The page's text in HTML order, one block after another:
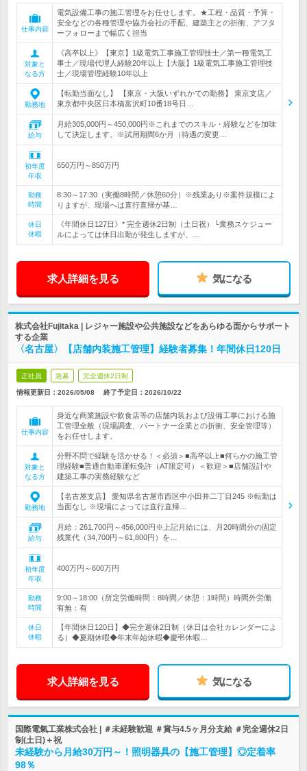
仕事内容
電気設備工事の施工管理をお任せします。★工程・品質・予算・
安全などの各種管理や協力会社の手配、建築主との折衝、アフタ
ーフォローまで幅広く担当
対象と
なる方
《高卒以上》【東京】1級電気工事施工管理技士／第一種電気工
事士／現場代理人経験20年以上【大阪】1級電気工事施工管理技
士／現場管理経験10年以上
勤務地
【転勤当面なし】 【東京・大阪いずれかでの勤務】 東京支店／
東京都中央区日本橋富沢町10番18号日…
給与
月給305,000円～450,000円※これまでのスキル・経験などを加味
して決定します。※試用期間6か月（待遇の変更…
初年度
年収
650万円～850万円
勤務
時間
8:30～17:30（実働8時間／休憩60分）※残業あり※案件規模によ
りますが、現場へは直行直帰が基…
休日
休暇
《年間休日127日》* 完全週休2日制（土日祝）└業務スケジュー
ルによっては休日出勤が発生しますが、…
求人詳細を見る 気になる
株式会社Fujitaka | レジャー施設や公共施設などをあらゆる面からサポート
する企業
〈名古屋〉【店舗内装施工管理】経験者募集！年間休日120日
正社員 急募 完全週休2日制
情報更新日：2026/05/08 終了予定日： 2026/10/22
仕事内容
身近な商業施設や飲食店等の店舗内装および設備工事における施
工管理全般（現場調査、パートナー企業との折衝、安全管理等）
をお任せします。
対象と
なる方
分野不問で経験を活かせる！＜必須＞■高卒以上■何らかの施工管
理経験■普通自動車運転免許（AT限定可）＜歓迎＞■店舗設計や
建築工事の実務経験など
勤務地
【名古屋支店】 愛知県名古屋市西区中小田井二丁目245 ※転勤は
当面なし ※現場によっては直行直帰…
給与
月給：261,700円～456,000円※上記月給には、月20時間分の固定
残業代（34,700円～61,800円）を…
初年度
年収
400万円～600万円
勤務
時間
9:00～18:00（所定労働時間：8時間／休憩：1時間）時間外労働
有無：有
休日
休暇
【年間休日120日】◆完全週休2日制（休日は会社カレンダーによ
る）◆夏期休暇◆年末年始休暇◆慶弔休暇…
求人詳細を見る 気になる
国際電氣工業株式会社 | ＃未経験歓迎 ＃賞与4.5ヶ月分支給 ＃完全週休2日
制(土日)＋祝
未経験から月給30万円～！照明器具の【施工管理】◎定着率
98％